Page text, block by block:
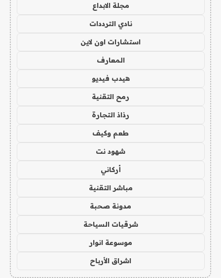
مجلة الابداع
نادي الترددات
استشارات اون لاين
المعارف
هيدب فيديو
رمح التقنية
رذاذ التجارة
طعم وكيف
شهود نت
أركاني
مباشر التقنية
مدونة صحبة
شرقيات السياحة
موسوعة انوار
اشراق الأرباح